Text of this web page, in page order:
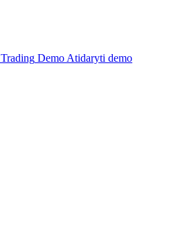
Trading Demo Atidaryti demo